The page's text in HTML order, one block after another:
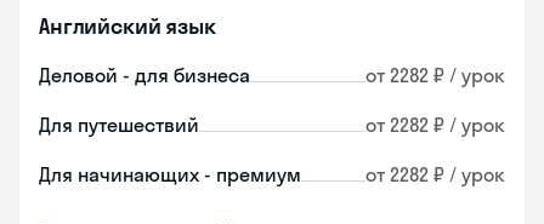
Английский язык
Деловой - для бизнеса от 2282 ₽ / урок
Для путешествий от 2282 ₽ / урок
Для начинающих - премиум от 2282 ₽ / урок